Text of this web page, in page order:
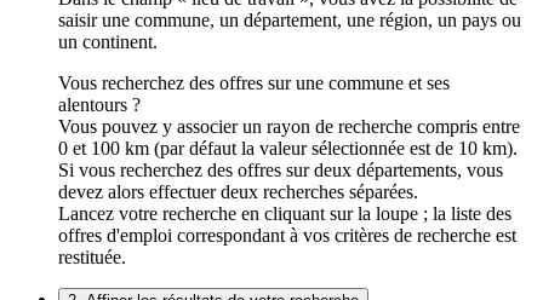
saisir une commune, un département, une région, un pays ou
un continent.
Vous recherchez des offres sur une commune et ses
alentours ?
Vous pouvez y associer un rayon de recherche compris entre
0 et 100 km (par défaut la valeur sélectionnée est de 10 km).
Si vous recherchez des offres sur deux départements, vous
devez alors effectuer deux recherches séparées.
Lancez votre recherche en cliquant sur la loupe ; la liste des
offres d'emploi correspondant à vos critères de recherche est
restituée.